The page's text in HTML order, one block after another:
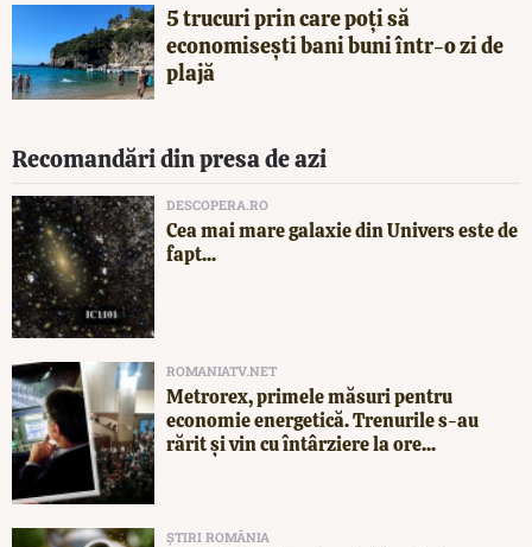
5 trucuri prin care poți să
economisești bani buni într-o zi de
plajă
Recomandări din presa de azi
DESCOPERA.RO
Cea mai mare galaxie din Univers este de
fapt...
ROMANIATV.NET
Metrorex, primele măsuri pentru
economie energetică. Trenurile s-au
rărit și vin cu întârziere la ore...
ȘTIRI ROMÂNIA